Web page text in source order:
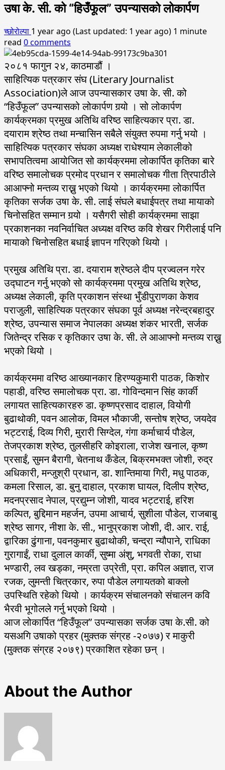
उषा के. सी. को “हिउँफूल” उपन्यासको लोकार्पण
च्छोरोल्पा 1 year ago (Last updated: 1 year ago) 1 minute
read 0 comments
२०८१ फागुन २४, काठमाडौं ।
साहित्यिक पत्रकार संघ (Literary Journalist
Association)ले आज उपन्यासकार उषा के. सी. को
“हिउँफूल” उपन्यासको लोकार्पण गर्यो । सो लोकार्पण
कार्यक्रमका प्रमुख अतिथि वरिष्ठ साहित्यकार प्रा. डा.
दयाराम श्रेष्ठ तथा मन्चासिन सबैले संयुक्त रुपमा गर्नु भयो ।
साहित्यिक पत्रकार संघका अध्यक्ष राधेश्याम लेकालीको
सभापतित्वमा आयोजित सो कार्यक्रममा लोकार्पित कृतिका बारे
वरिष्ठ समालोचक प्रमोद प्रधान र समालोचक गीता त्रिपाठीले
आआफ्नो मन्तव्य राख्नु भएको थियो । कार्यक्रममा लोकार्पित
कृतिका सर्जक उषा के. सी. लाई संघले बधाईपत्र तथा मायाको
चिनोसहित सम्मान गर्यो । यसैगरी सोही कार्यक्रममा साझा
प्रकाशनका नवनिर्वाचित अध्यक्ष वरिष्ठ कवि शेखर गिरीलाई पनि
मायाको चिनोसहित बधाई ज्ञापन गरिएको थियो ।
प्रमुख अतिथि प्रा. डा. दयाराम श्रेष्ठले दीप प्रज्वलन गरेर
उद्घाटन गर्नु भएको सो कार्यक्रममा प्रमुख अतिथि श्रेष्ठ,
अध्यक्ष लेकाली, कृति प्रकाशन संस्था भुँडीपुराणका केशव
पराजुली, साहित्यिक पत्रकार संघका पूर्व अध्यक्ष नरेन्द्रबहादुर
श्रेष्ठ, उपन्यास समाज नेपालका अध्यक्ष शंकर भारती, सर्जक
जितेन्द्र रसिक र कृतिकार उषा के. सी. ले आआफ्नो मन्तव्य राख्नु
भएको थियो ।
कार्यक्रममा वरिष्ठ आख्यानकार हिरण्यकुमारी पाठक, किशोर
पहाडी, वरिष्ठ समालोचक प्रा. डा. गोविन्दमान सिंह कार्की
लगायत साहित्यकारहरु डा. कृष्णप्रसाद दाहाल, वियोगी
बुढाथोकी, पवन आलोक, विमल भौकाजी, सन्तोष श्रेष्ठ, जयदेव
भट्टराई, दिव्य गिरी, मुरारी सिग्देल, गंगा कर्माचार्य पौडेल,
तेजप्रकाश श्रेष्ठ, तुलसीहरि कोइराला, राजेश खनाल, कृष्ण
प्रसाईं, सुमन बैरागी, चेतनाथ कँडेल, बिक्रमभक्त जोशी, रुद्र
अधिकारी, मन्जुश्री प्रधान, डा. शान्तिमाया गिरी, मधु पाठक,
कमला रिसाल, डा. बुनु दाहाल, प्रकाश घायल, दिलीप श्रेष्ठ,
मदनप्रसाद नेपाल, प्रद्युम्न जोशी, यादव भट्टराई, हरिश
कल्पित, बुद्दिमान महर्जन, उपमा आचार्य, सुशीला पौडेल, राजबाबु
श्रेष्ठ सागर, नीशा के. सी., भानुप्रकाश जोशी, दी. आर. राई,
द्वारिका ढुंगाना, पवनकुमार बुढाथोकी, चन्द्रा न्यौपाने, राधिका
गुरागाईं, राधा दुलाल कार्की, सुष्मा अंशु, भगवती रोका, राधा
भण्डारी, लव खड्का, नम्रता उप्रेती, प्रा. कपिल अज्ञात, राज
रजक, लुमन्ती चित्रकार, रुपा पौडेल लगायतको बाक्लो
उपस्थिति रहेको थियो । कार्यक्रम संचालनको संचालन कवि
भैरवी भूगोलले गर्नु भएको थियो ।
आज लोकार्पित “हिउँफूल” उपन्यासका सर्जक उषा के.सी. को
यसअगि उषाको प्रहर (मुक्तक संग्रह -२०७७) र माकुरी
(मुक्तक संग्रह २०७९) प्रकाशित रहेका छन् ।
About the Author